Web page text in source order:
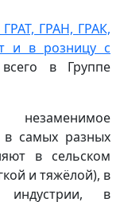
ГРАН, ГРАК,
в розницу с
в Группе
незаменимое
в самых разных
в сельском
и тяжёлой), в
индустрии, в